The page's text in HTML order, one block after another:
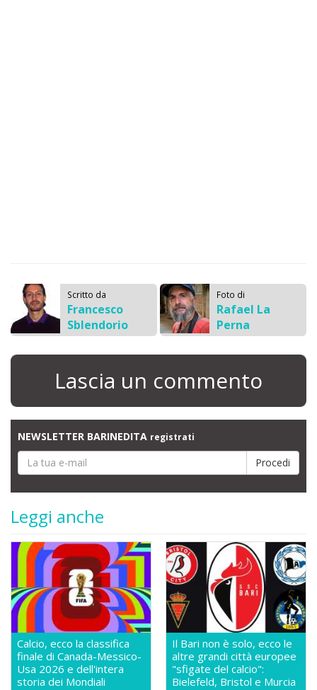
Scritto da
Francesco
Sblendorio
Foto di
Rafael La
Perna
Lascia un commento
NEWSLETTER BARINEDITA registrati
Leggi anche
Calcio, ecco la classifica
finale di Canada-Messico-
Usa 2026 e dell'intera
storia dei Mondiali
Il Bari non è solo, ecco le
altre grandi città europee
"sfigate del calcio":
Bielefeld, Bristol e Murcia